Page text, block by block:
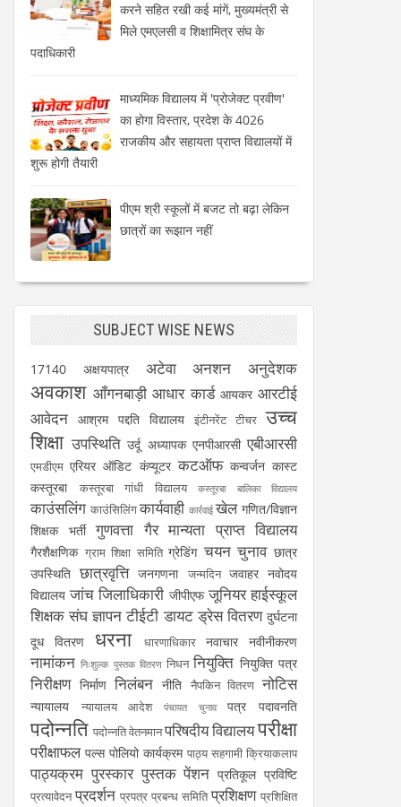
करने सहित रखी कई मांगें, मुख्यमंत्री से
मिले एमएलसी व शिक्षामित्र संघ के
पदाधिकारी
माध्यमिक विद्यालय में 'प्रोजेक्ट प्रवीण'
का होगा विस्तार, प्रदेश के 4026
राजकीय और सहायता प्राप्त विद्यालयों में
शुरू होगी तैयारी
पीएम श्री स्कूलों में बजट तो बढ़ा लेकिन
छात्रों का रूझान नहीं
SUBJECT WISE NEWS
17140 अक्षयपात्र अटेवा अनशन अनुदेशक
अवकाश आँगनबाड़ी आधार कार्ड आयकर आरटीई
आवेदन आश्रम पद्दति विद्यालय इंटीनरेंट टीचर उच्च
शिक्षा उपस्थिति उर्दू अध्यापक एनपीआरसी एबीआरसी
एमडीएम एरियर ऑडिट कंप्यूटर कटऑफ कन्वर्जन कास्ट
कस्तूरबा
कस्तूरबा गांधी विद्यालय कस्तूरबा बालिका विद्यालय
काउंसलिंग काउंसिलिंग कार्यवाही कार्रवाई खेल गणित/विज्ञान
शिक्षक भर्ती
गुणवत्ता गैर मान्यता प्राप्त विद्यालय
गैरशैक्षणिक ग्राम शिक्षा समिति ग्रेडिंग चयन चुनाव छात्र
उपस्थिति छात्रवृत्ति जनगणना जन्मदिन जवाहर नवोदय
विद्यालय जांच जिलाधिकारी जीपीएफ जूनियर हाईस्कूल
शिक्षक संघ ज्ञापन टीईटी डायट ड्रेस वितरण दुर्घटना
दूध वितरण
धरना धारणाधिकार नवाचार नवीनीकरण
नामांकन निःशुल्क पुस्तक वितरण निधन नियुक्ति नियुक्ति पत्र
निरीक्षण निर्माण निलंबन नीति नैपकिन वितरण नोटिस
न्यायालय न्यायालय आदेश पंचायत चुनाव पत्र पदावनति
पदोन्नति पदोन्नति वेतनमानपरिषदीय विद्यालयपरीक्षा
परीक्षाफल पल्स पोलियो कार्यक्रम पाठ्य सहगामी क्रियाकलाप
पाठ्यक्रम पुरस्कार पुस्तक पेंशन प्रतिकूल प्रविष्टि
प्रत्यावेदन प्रदर्शन प्रपत्र प्रबन्ध समिति प्रशिक्षण प्रशिक्षित